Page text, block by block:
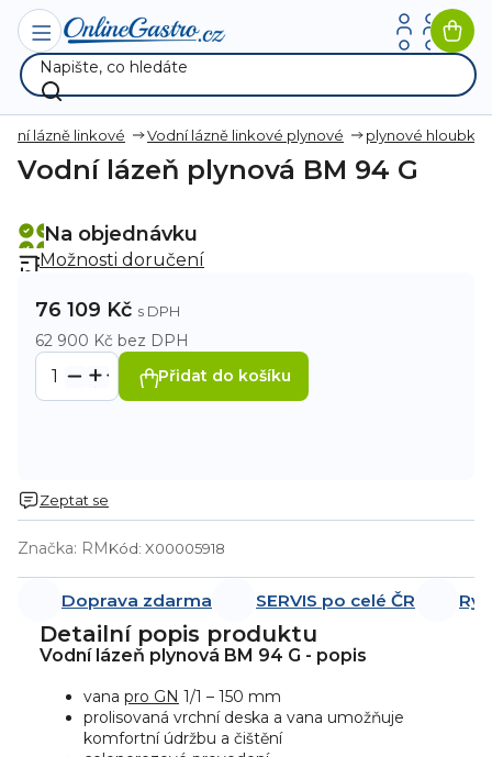
Přejít
obsah
lázně linkové Vodní lázně linkové plynové plynové hloubka
Vodní lázeň plynová BM 94 G
Značka: RMKód: X00005918
Na objednávku
Možnosti doručení
76 109 Kč
62 900 Kč bez DPH
Přidat do košíku
Zeptat se
Doprava zdarma SERVIS po celé ČR
Detailní popis produktu
Vodní lázeň plynová BM 94 G - popis
vana pro GN 1/1 – 150 mm
prolisovaná vrchní deska a vana umožňuje
komfortní údržbu a čištění